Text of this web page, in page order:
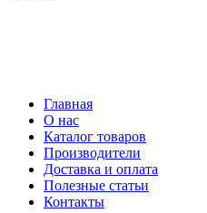
Главная
О нас
Каталог товаров
Производители
Доставка и оплата
Полезные статьи
Контакты